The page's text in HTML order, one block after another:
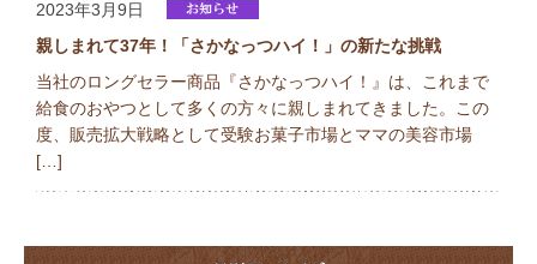
2023年3月9日
親しまれて37年！「さかなっつハイ！」の新たな挑戦
当社のロングセラー商品『さかなっつハイ！』は、これまで
給食のおやつとして多くの方々に親しまれてきました。この
度、販売拡大戦略として受験お菓子市場とママの美容市場
[…]